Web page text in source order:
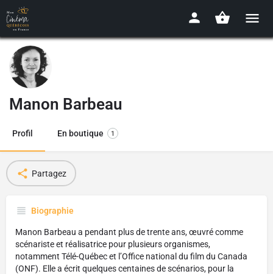
Manon Barbeau
Profil En boutique 1
Partagez
Biographie
Manon Barbeau a pendant plus de trente ans, œuvré comme
scénariste et réalisatrice pour plusieurs organismes,
notamment Télé-Québec et l’Office national du film du Canada
(ONF). Elle a écrit quelques centaines de scénarios, pour la